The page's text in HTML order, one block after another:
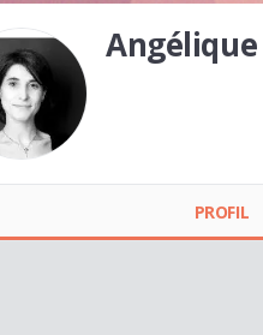
Angélique
PROFIL